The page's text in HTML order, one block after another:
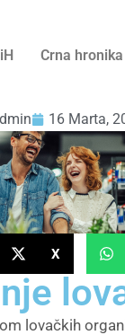
Crna hronika
16 Marta,
X
lovačkih